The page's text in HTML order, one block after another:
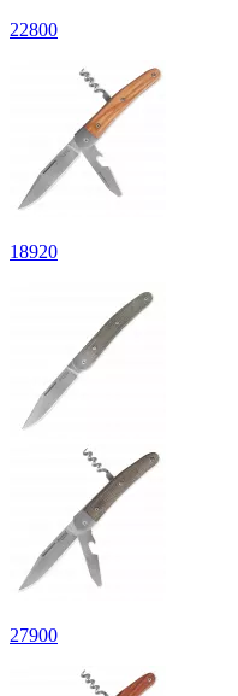
22800
18920
27900